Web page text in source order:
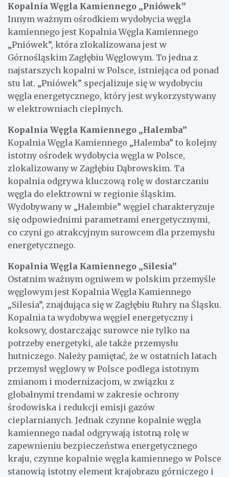
Kopalnia Węgla Kamiennego „Pniówek”
Innym ważnym ośrodkiem wydobycia węgla
kamiennego jest Kopalnia Węgla Kamiennego
„Pniówek”, która zlokalizowana jest w
Górnośląskim Zagłębiu Węglowym. To jedna z
najstarszych kopalni w Polsce, istniejąca od ponad
stu lat. „Pniówek” specjalizuje się w wydobyciu
węgla energetycznego, który jest wykorzystywany
w elektrowniach cieplnych.
Kopalnia Węgla Kamiennego „Halemba”
Kopalnia Węgla Kamiennego „Halemba” to kolejny
istotny ośrodek wydobycia węgla w Polsce,
zlokalizowany w Zagłębiu Dąbrowskim. Ta
kopalnia odgrywa kluczową rolę w dostarczaniu
węgla do elektrowni w regionie śląskim.
Wydobywany w „Halembie” węgiel charakteryzuje
się odpowiednimi parametrami energetycznymi,
co czyni go atrakcyjnym surowcem dla przemysłu
energetycznego.
Kopalnia Węgla Kamiennego „Silesia”
Ostatnim ważnym ogniwem w polskim przemyśle
węglowym jest Kopalnia Węgla Kamiennego
„Silesia”, znajdująca się w Zagłębiu Ruhry na Śląsku.
Kopalnia ta wydobywa węgiel energetyczny i
koksowy, dostarczając surowce nie tylko na
potrzeby energetyki, ale także przemysłu
hutniczego. Należy pamiętać, że w ostatnich latach
przemysł węglowy w Polsce podlega istotnym
zmianom i modernizacjom, w związku z
globalnymi trendami w zakresie ochrony
środowiska i redukcji emisji gazów
cieplarnianych. Jednak czynne kopalnie węgla
kamiennego nadal odgrywają istotną rolę w
zapewnieniu bezpieczeństwa energetycznego
kraju, czynne kopalnie węgla kamiennego w Polsce
stanowią istotny element krajobrazu górniczego i